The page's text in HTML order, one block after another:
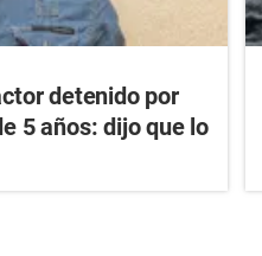
detenido por
5 años: dijo que lo